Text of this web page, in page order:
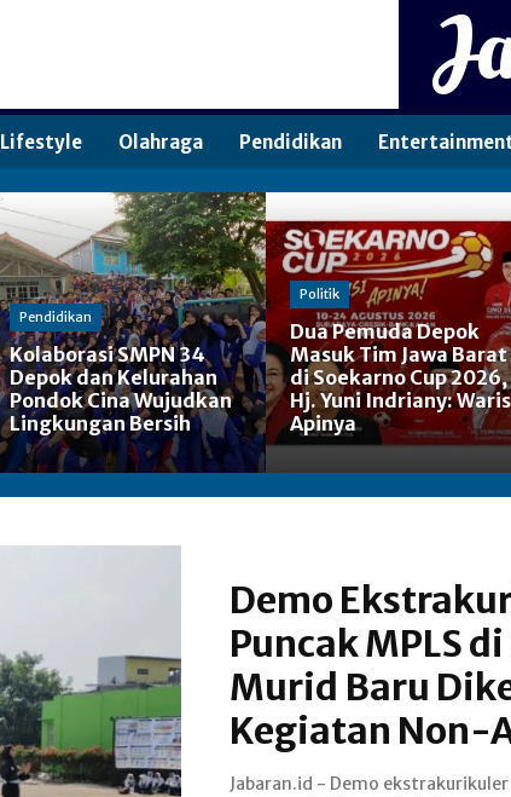
Lifestyle Olahraga Pendidikan
Pendidikan
Kolaborasi SMPN 34
Depok dan Kelurahan
Pondok Cina Wujudkan
Lingkungan Bersih
Politik
Dua Pemuda Depok
Masuk Tim Jawa Barat
di Soekarno Cup 2026,
Hj. Yuni Indriany:
Apinya
Demo
Puncak MPLS
Murid Baru
Kegiatan Non-
Jabaran.id - Demo ekstrakurikuler
berlangsung sejak 13 Juli 2026.